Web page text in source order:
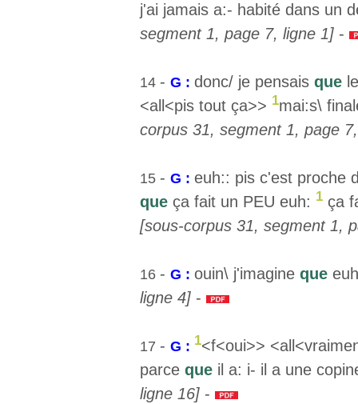
j'ai jamais a:- habité dans un
segment 1, page 7, ligne 1] -
14 - G : donc/ je pensais que
<all<pis tout ça>> 1mai:s\
corpus 31, segment 1, page
15 - G : euh:: pis c'est proche
que ça fait un PEU euh: 1 ça
[sous-corpus 31, segment 1,
16 - G : ouin\ j'imagine que
ligne 4] -
17 - G : 1<f<oui>>
parce que il a: i- il a une
ligne 16] -